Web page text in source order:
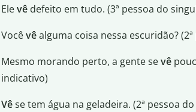
Elevêdefeito em tudo. (3ª pessoa do
Vocêvêalguma coisa nessa escuridão?
Mesmo morando perto, a gente sevê
indicativo)
Vêse tem água na geladeira. (2ª pessoa